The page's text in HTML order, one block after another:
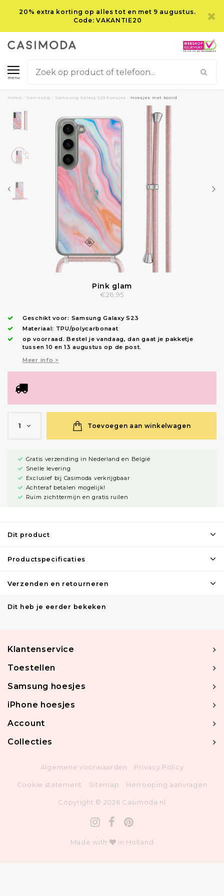
20% extra korting op alles tot en met 9 augustus.
Code: VAKANTIE20
menu
Home Samsung Samsung Galaxy S23 hoesjes Hoesjes met koord
Pink glam
€26,95
Geschikt voor: Samsung Galaxy S23
Materiaal: TPU/polycarbonaat
op voorraad.Bestel je vandaag, dan gaat je pakketje
tussen 10 en 13 augustus op de post.
Meer info >
1 Toevoegen aan winkelwagen
Gratis verzending in Nederland en België
Snelle levering
Exclusief bij Casimoda verkrijgbaar
Achteraf betalen mogelijk!
Ruim zichttermijn en gratis ruilen
Dit product
Productspecificaties
Verzenden en retourneren
Dit heb je eerder bekeken
Klantenservice
Toestellen
Samsung hoesjes
iPhone hoesjes
Account
Collecties
Algemene voorwaarden Privacy Policy
Cookie statement Sitemap Herroeping aanvragen
Copyright © 2026 Casimoda.nl
Made with in Holland